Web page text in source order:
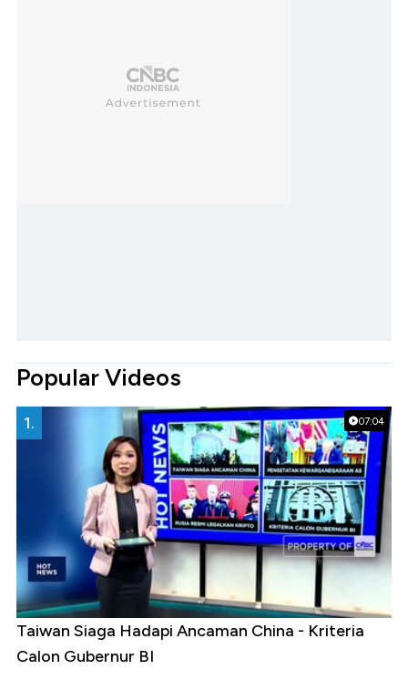
Popular Videos
07:04
1.
Taiwan Siaga Hadapi Ancaman China - Kriteria
Calon Gubernur BI